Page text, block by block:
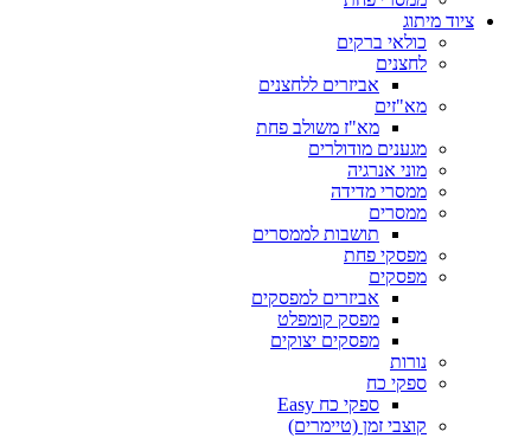
ציוד מיתוג
כולאי ברקים
לחצנים
אביזרים ללחצנים
מא"זים
מא"ז משולב פחת
מגענים מודולרים
מוני אנרגיה
ממסרי מדידה
ממסרים
תושבות לממסרים
מפסקי פחת
מפסקים
אביזרים למפסקים
מפסק קומפלט
מפסקים יצוקים
נורות
ספקי כח
ספקי כח Easy
קוצבי זמן (טיימרים)